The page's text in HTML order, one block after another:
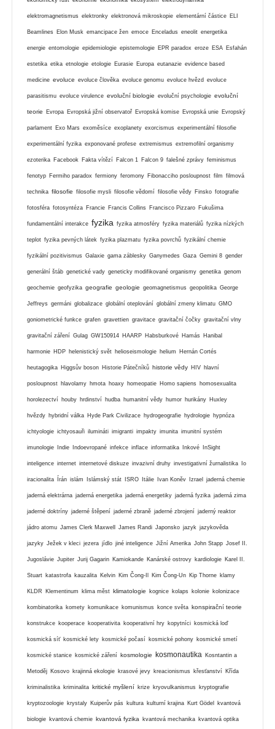
elektromagnetismus elektronky elektronová mikroskopie elementární částice ELI
Beamlines Elon Musk emancipace žen emoce Enceladus eneolit energetika
energie entomologie epidemiologie epistemologie EPR paradox eroze ESA Esfahán
estetika etika etnologie etologie Eurasie Europa eutanazie evidence based
medicine evoluce evoluce člověka evoluce genomu evoluce hvězd evoluce
parasitismu evoluce virulence evoluční biologie evoluční psychologie evoluční
teorie Evropa Evropská jižní observatoř Evropská komise Evropská unie Evropský
parlament Exo Mars exoměsíce exoplanety exorcismus experimentální filosofie
experimentální fyzika exponované profese extremismus extremofilní organismy
ezoterika Facebook Fakta vítězí Falcon 1 Falcon 9 falešné zprávy feminismus
fenotyp Fermiho paradox fermiony feromony Fibonacciho posloupnost film filmová
technika filosofie filosofie mysli filosofie vědomí filosofie vědy Finsko fotografie
fotosféra fotosyntéza Francie Francis Collins Francisco Pizzaro Fukušima
fundamentální interakce fyzika fyzika atmosféry fyzika materiálů fyzika nízkých
teplot fyzika pevných látek fyzika plazmatu fyzika povrchů fyzikální chemie
fyzikální pozitivismus Galaxie gama záblesky Ganymedes Gaza Gemini 8 gender
generální štáb genetické vady geneticky modifikované organismy genetika genom
geochemie geofyzika geografie geologie geomagnetismus geopolitika George
Jeffreys germáni globalizace globální oteplování globální zmeny klimatu GMO
goniometrické funkce grafen gravettien gravitace gravitační čočky gravitační vlny
gravitační záření Gulag GW150914 HAARP Habsburkové Hamás Hanibal
harmonie HDP helenistický svět helioseismologie helium Hernán Cortés
heutagogika Higgsův boson Historie Pátečníků historie vědy HIV hlavní
posloupnost hlavolamy hmota hoaxy homeopatie Homo sapiens homosexualita
horolezectví houby hrdinství hudba humanitní vědy humor hurikány Huxley
hvězdy hybridní válka Hyde Park Civilizace hydrogeografie hydrologie hypnóza
ichtyologie ichtyosauři ilumináti imigranti impakty imunita imunitní systém
imunologie Indie Indoevropané infekce inflace informatika Inkové InSight
inteligence internet internetové diskuze invazivní druhy investigativní žurnalistika Io
iracionalita Írán islám Islámský stát ISRO Itálie Ivan Koněv Izrael jaderná chemie
jaderná elektrárna jaderná energetika jaderná energetiky jaderná fyzika jaderná zima
jaderné doktríny jaderné štěpení jaderné zbraně jaderné zbrojení jaderný reaktor
jádro atomu James Clerk Maxwell James Randi Japonsko jazyk jazykověda
jazyky Ježek v kleci jezera jídlo jiné inteligence Jižní Amerika John Stapp Josef II.
Jugoslávie Jupiter Jurij Gagarin Kamiokande Kanárské ostrovy kardiologie Karel II.
Stuart katastrofa kauzalita Kelvin Kim Čong-Il Kim Čong-Un Kip Thorne klamy
KLDR Klementinum klima měst klimatologie kognice kolaps kolonie kolonizace
kombinatorika komety komunikace komunismus konce světa konspirační teorie
konstrukce kooperace kooperativita kooperativní hry kopytníci kosmická loď
kosmická síť kosmické lety kosmické počasí kosmické pohony kosmické smetí
kosmické stanice kosmické záření kosmologie kosmonautika Kosntantin a
Metoděj Kosovo krajinná ekologie krasové jevy kreacionismus křesťanství Křída
kriminalistika kriminalita kritické myšlení krize kryovulkanismus kryptografie
kryptozoologie krystaly Kuiperův pás kultura kulturní krajina Kurt Gödel kvantová
biologie kvantová chemie kvantová fyzika kvantová mechanika kvantová optika